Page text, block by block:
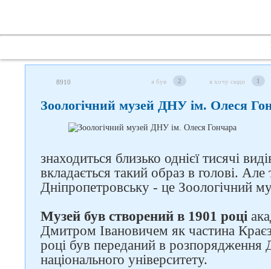
8910 я був 2 я хочу сюди 1
Зоологічний музей ДНУ ім. Олеся
знаходиться близько однієї тисячі
вкладається такий образ в голові. Але
Дніпропетровську - це Зоологічний
Музей був створений в 1901 році
Дмитром Івановичем як частина
році був переданий в розпорядження
національного університету.
Слідкуйте за нами в
соцмережах